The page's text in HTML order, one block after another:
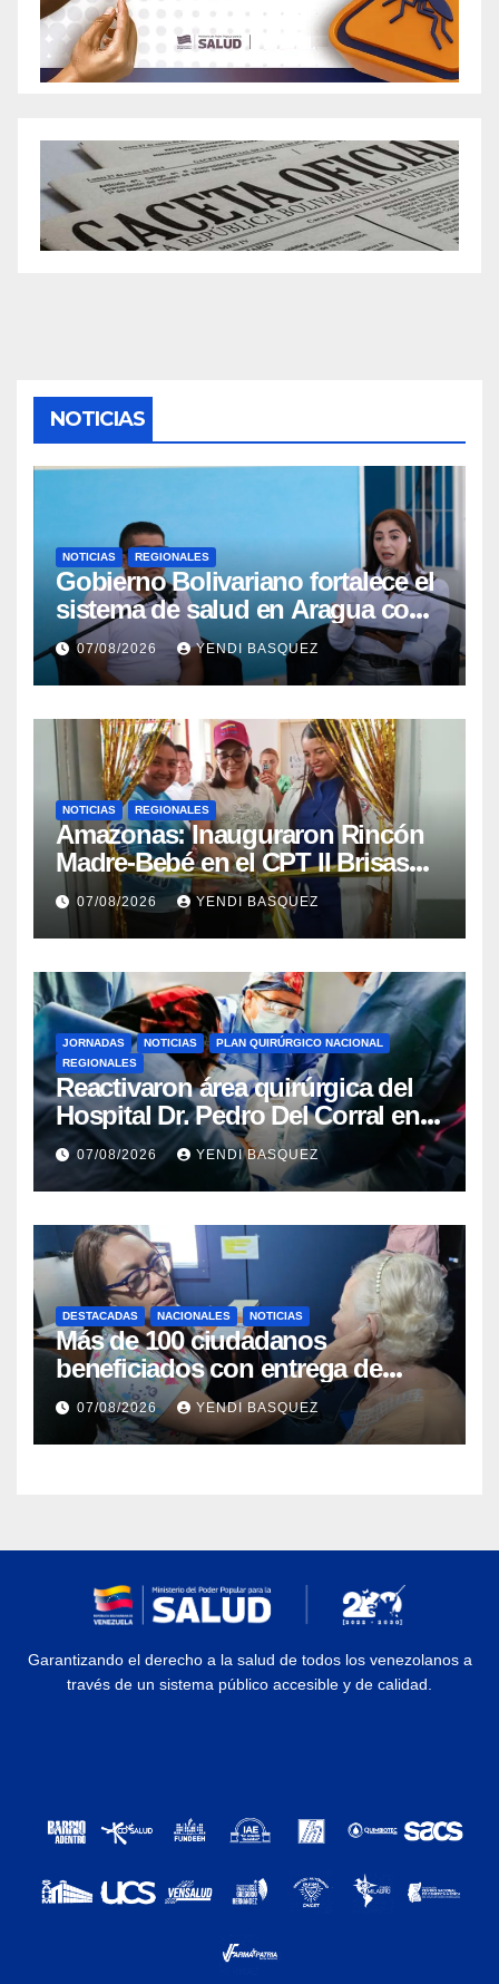
NOTICIAS
NOTICIAS REGIONALES
Gobierno Bolivariano fortalece el
sistema de salud en Aragua con
la reinauguración del CDI La
Mora
07/08/2026 YENDI BASQUEZ
NOTICIAS REGIONALES
​Amazonas: Inauguraron Rincón
Madre-Bebé en el CPT II Brisas
del Aeropuerto ​Inauguraron
Rincón
07/08/2026 YENDI BASQUEZ
JORNADAS NOTICIAS
PLAN QUIRÚRGICO NACIONAL
REGIONALES
Reactivaron área quirúrgica del
Hospital Dr. Pedro Del Corral en
Guárico
07/08/2026 YENDI BASQUEZ
DESTACADAS NACIONALES NOTICIAS
Más de 100 ciudadanos
beneficiados con entrega de
prótesis auditivas en el Centro de
Rehabilitación J.J. Arvelo
07/08/2026 YENDI BASQUEZ
Garantizando el derecho a la salud de todos los venezolanos a
través de un sistema público accesible y de calidad.